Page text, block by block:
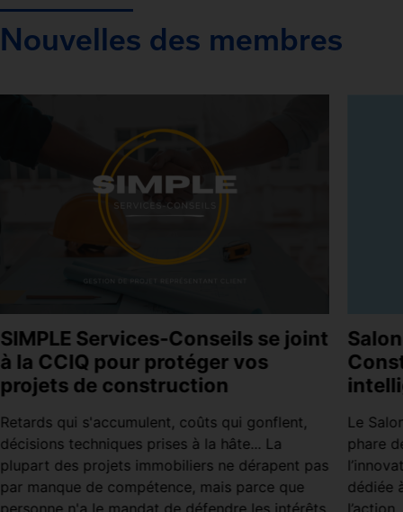
Nouvelles des membres
SIMPLE Services-Conseils se joint
à la CCIQ pour protéger vos
projets de construction
Retards qui s'accumulent, coûts qui gonflent,
décisions techniques prises à la hâte... La
plupart des projets immobiliers ne dérapent pas
par manque de compétence, mais parce que
Le
phare
dédiée